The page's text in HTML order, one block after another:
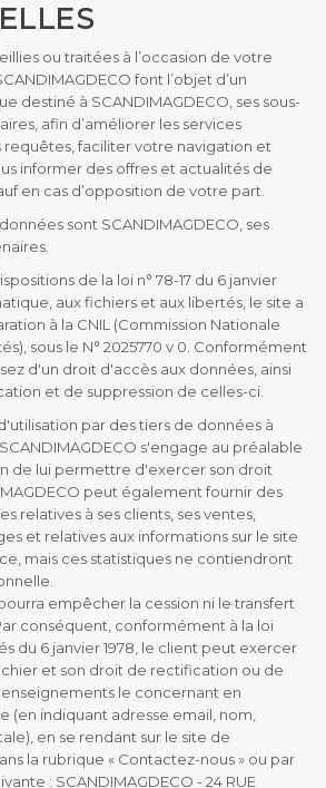
ou traitées à l’occasion de votre
font l’objet d’un
destiné à SCANDIMAGDECO, ses sous-
afin d’améliorer les services
requêtes, faciliter votre navigation et
informer des offres et actualités de
en cas d’opposition de votre part.
sont SCANDIMAGDECO, ses
de la loi n° 78-17 du 6 janvier
aux fichiers et aux libertés, le site a
à la CNIL (Commission Nationale
sous le N° 2025770 v 0. Conformément
d'un droit d'accès aux données, ainsi
et de suppression de celles-ci.
par des tiers de données à
s'engage au préalable
de lui permettre d'exercer son droit
peut également fournir des
relatives à ses clients, ses ventes,
et relatives aux informations sur le site
mais ces statistiques ne contiendront
empêcher la cession ni le transfert
conséquent, conformément à la loi
du 6 janvier 1978, le client peut exercer
et son droit de rectification ou de
le concernant en
(en indiquant adresse email, nom,
en se rendant sur le site de
la rubrique « Contactez-nous » ou par
: SCANDIMAGDECO - 24 RUE